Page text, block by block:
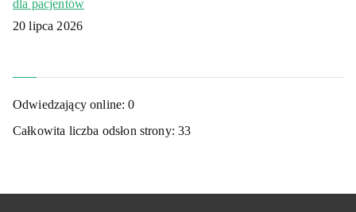
dla pacjentów
20 lipca 2026
Odwiedzający online:0
Całkowita liczba odsłon strony:33